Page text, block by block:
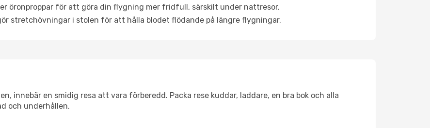
öronproppar för att göra din flygning mer fridfull, särskilt under nattresor.
stretchövningar i stolen för att hålla blodet flödande på längre flygningar.
innebär en smidig resa att vara förberedd. Packa rese kuddar, laddare, en bra bok och alla
och underhållen.